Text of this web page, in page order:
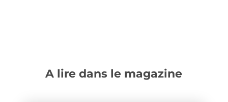
A lire dans le magazine